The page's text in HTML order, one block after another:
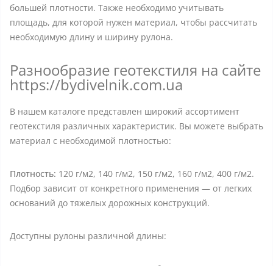
большей плотности. Также необходимо учитывать
площадь, для которой нужен материал, чтобы рассчитать
необходимую длину и ширину рулона.
Разнообразие геотекстиля на сайте
https://bydivelnik.com.ua
В нашем каталоге представлен широкий ассортимент
геотекстиля различных характеристик. Вы можете выбрать
материал с необходимой плотностью:
Плотность: 120 г/м2, 140 г/м2, 150 г/м2, 160 г/м2, 400 г/м2.
Подбор зависит от конкретного применения — от легких
оснований до тяжелых дорожных конструкций.
Доступны рулоны различной длины: